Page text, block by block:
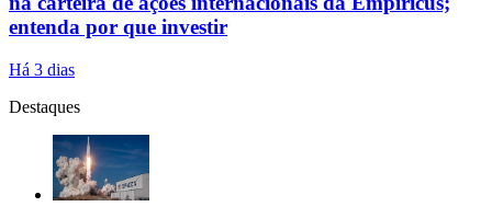
entenda por que investir
Há 3 dias
Destaques